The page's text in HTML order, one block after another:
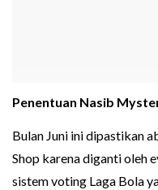
Penentuan Nasib
Bulan Juni ini dipastikan
Shop karena diganti oleh
sistem voting Laga Bola